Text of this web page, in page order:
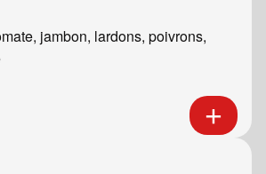
jambon, lardons, poivrons,